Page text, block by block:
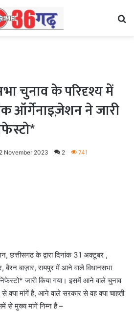
चुनाव के परिदृश्य में
ऑर्गेनाइज़ेशन ने जारी
2 November 2023 2 741
छत्तीसगढ के द्वारा दिनांक 31 अक्टूबर ,
बाज़ार, रायपुर में आने वाले विधानसभा
जारी किया गया। इसमें आने वाले चुनाव
क्या मांगें है, आने वाले सरकार से वह क्या चाहती
से मुख्य मांगें निम्न हैं –